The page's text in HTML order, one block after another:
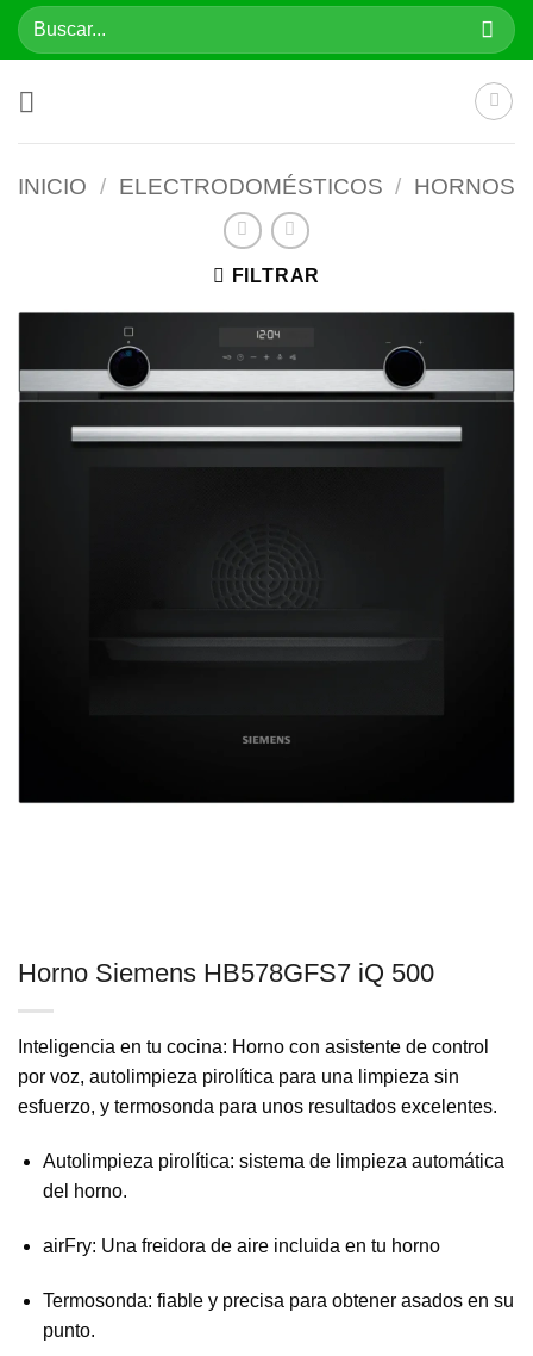
SaltarBuscar
por:
INICIO / ELECTRODOMÉSTICOS / HORNOS
FILTRAR
Horno Siemens HB578GFS7 iQ 500
Inteligencia en tu cocina: Horno con asistente de control
por voz, autolimpieza pirolítica para una limpieza sin
esfuerzo, y termosonda para unos resultados excelentes.
Autolimpieza pirolítica: sistema de limpieza automática
del horno.
airFry: Una freidora de aire incluida en tu horno
Termosonda: fiable y precisa para obtener asados en su
punto.